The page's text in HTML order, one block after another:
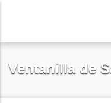
contenido
Ventanilla de